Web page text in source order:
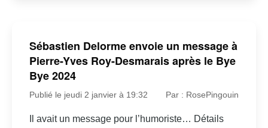
Sébastien Delorme envoie un message à
Pierre-Yves Roy-Desmarais après le Bye
Bye 2024
Publié le jeudi 2 janvier à 19:32 Par : RosePingouin
Il avait un message pour l’humoriste… Détails